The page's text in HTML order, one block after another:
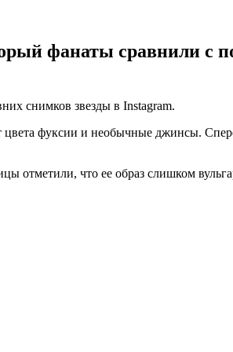
фанаты сравнили с
снимков звезды в Instagram.
цвета фуксии и необычные джинсы.
отметили, что ее образ слишком